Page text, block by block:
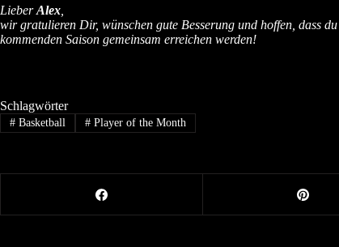
LieberAlex
wir gratulieren Dir, wünschen gute Besserung und hoffen, dass
kommenden Saison gemeinsam erreichen werden!
Schlagwörter
#Basketball #Player of the Month